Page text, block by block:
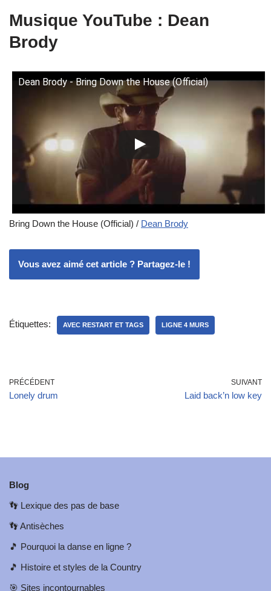
Musique YouTube : Dean
Brody
Dean Brody - Bring Down the House (Official)
Bring Down the House (Official) / Dean Brody
Vous avez aimé cet article ? Partagez-le !
Étiquettes: AVEC RESTART ET TAGS LIGNE 4 MURS
PRÉCÉDENT
Lonely drum
SUIVANT
Laid back’n low key
Blog
👣 Lexique des pas de base
👣Antisèches
🎵 Pourquoi la danse en ligne ?
🎵 Histoire et styles de la Country
🎯 Sites incontournables